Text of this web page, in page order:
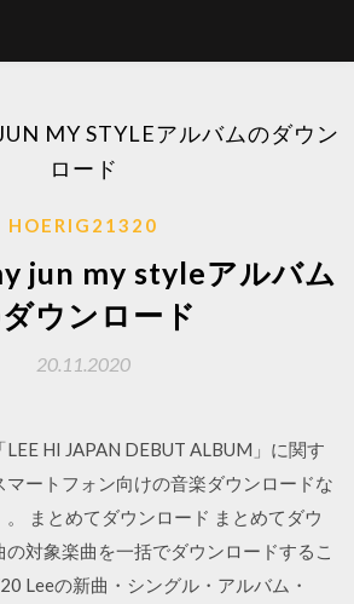
MY STYLEアルバムのダウン
ロード
HOERIG21320
jun my styleアルバム
ウンロード
20.11.2020
HI JAPAN DEBUT ALBUM」に関す
マートフォン向けの音楽ダウンロードな
。 まとめてダウンロード まとめてダウ
対象楽曲を一括でダウンロードするこ
Leeの新曲・シングル・アルバム・